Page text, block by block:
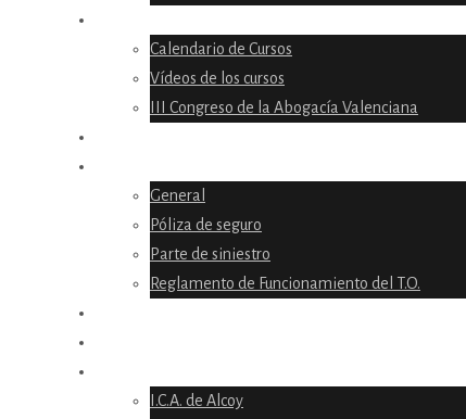
Calendario de Cursos
Vídeos de los cursos
III Congreso de la Abogacía Valenciana
General
Póliza de seguro
Parte de siniestro
Reglamento de Funcionamiento del T.O.
I.C.A. de Alcoy